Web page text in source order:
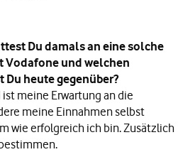
Du damals an eine solche
Vodafone und welchen
heute gegenüber?
meine Erwartung an die
meine Einnahmen selbst
wie erfolgreich ich bin. Zusätzlich